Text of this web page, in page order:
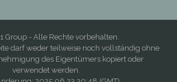
Group - Alle Rechte vorbehalten.
darf weder teilweise noch vollständig ohne
des Eigentümers kopiert oder
verwendet werden.